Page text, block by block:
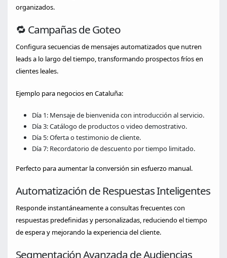
organizados.
🔁 Campañas de Goteo
Configura secuencias de mensajes automatizados que nutren
leads a lo largo del tiempo, transformando prospectos fríos en
clientes leales.
Ejemplo para negocios en Cataluña:
Día 1: Mensaje de bienvenida con introducción al servicio.
Día 3: Catálogo de productos o video demostrativo.
Día 5: Oferta o testimonio de cliente.
Día 7: Recordatorio de descuento por tiempo limitado.
Perfecto para aumentar la conversión sin esfuerzo manual.
Automatización de Respuestas Inteligentes
Responde instantáneamente a consultas frecuentes con
respuestas predefinidas y personalizadas, reduciendo el tiempo
de espera y mejorando la experiencia del cliente.
Segmentación Avanzada de Audiencias